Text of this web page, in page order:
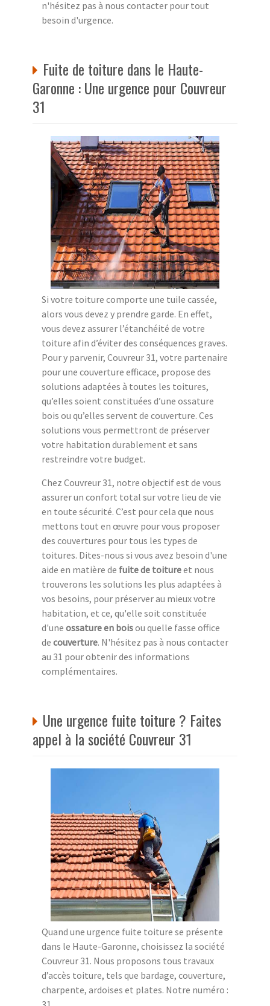
n'hésitez pas à nous contacter pour tout
besoin d'urgence.
Fuite de toiture dans le Haute-
Garonne : Une urgence pour Couvreur
31
Si votre toiture comporte une tuile cassée,
alors vous devez y prendre garde. En effet,
vous devez assurer l’étanchéité de votre
toiture afin d’éviter des conséquences graves.
Pour y parvenir, Couvreur 31, votre partenaire
pour une couverture efficace, propose des
solutions adaptées à toutes les toitures,
qu’elles soient constituées d’une ossature
bois ou qu’elles servent de couverture. Ces
solutions vous permettront de préserver
votre habitation durablement et sans
restreindre votre budget.
Chez Couvreur 31, notre objectif est de vous
assurer un confort total sur votre lieu de vie
en toute sécurité. C’est pour cela que nous
mettons tout en œuvre pour vous proposer
des couvertures pour tous les types de
toitures. Dites-nous si vous avez besoin d'une
aide en matière de fuite de toitureet nous
trouverons les solutions les plus adaptées à
vos besoins, pour préserver au mieux votre
habitation, et ce, qu'elle soit constituée
d'une ossature en boisou quelle fasse office
de couverture. N'hésitez pas à nous contacter
au 31 pour obtenir des informations
complémentaires.
Une urgence fuite toiture ? Faites
appel à la société Couvreur 31
Quand une urgence fuite toiture se présente
dans le Haute-Garonne, choisissez la société
Couvreur 31. Nous proposons tous travaux
d’accès toiture, tels que bardage, couverture,
charpente, ardoises et plates. Notre numéro :